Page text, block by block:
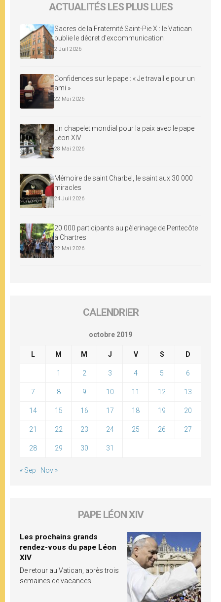
ACTUALITÉS LES PLUS LUES
Sacres de la Fraternité Saint-Pie X : le Vatican
publie le décret d’excommunication
2 Juil 2026
Confidences sur le pape : « Je travaille pour un
ami »
22 Mai 2026
Un chapelet mondial pour la paix avec le pape
Léon XIV
28 Mai 2026
Mémoire de saint Charbel, le saint aux 30 000
miracles
24 Juil 2026
20 000 participants au pèlerinage de Pentecôte
à Chartres
22 Mai 2026
CALENDRIER
octobre 2019
L M M J V S D
1 2 3 4 5 6
7 8 9 10 11 12 13
14 15 16 17 18 19 20
21 22 23 24 25 26 27
28 29 30 31
« Sep Nov »
PAPE LÉON XIV
Les prochains grands
rendez-vous du pape Léon
XIV
De retour au Vatican, après trois
semaines de vacances